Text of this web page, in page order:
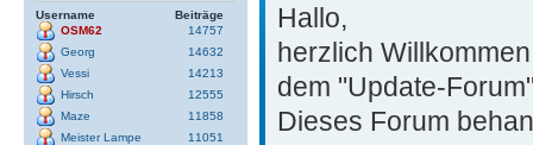
Username
Beiträge
OSM62
14757
Georg
14632
Vessi
14213
Hirsch
12555
Maze
11858
Meister Lampe
11051
Hallo,
herzlich
dem "Update-
Dieses Forum